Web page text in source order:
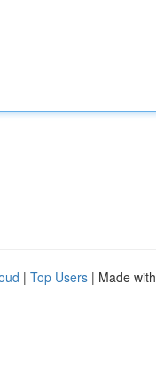
| Top Users | Made with